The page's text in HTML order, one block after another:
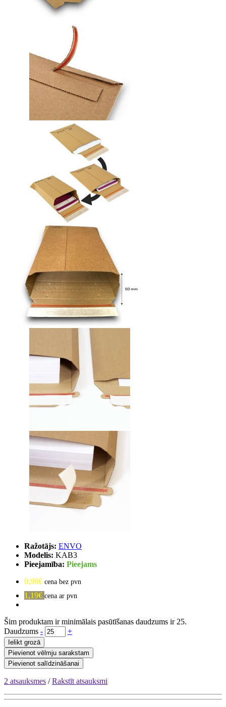
Ražotājs: ENVO
Modelis: KAB3
Pieejamība: Pieejams
0,98€ cena bez pvn
1,19€ cena ar pvn
Šim produktam ir minimālais pasūtīšanas daudzums ir 25.
Daudzums - +
Ielikt grozā
Pievienot vēlmju sarakstam
Pievienot salīdzināšanai
2 atsauksmes /Rakstīt atsauksmi